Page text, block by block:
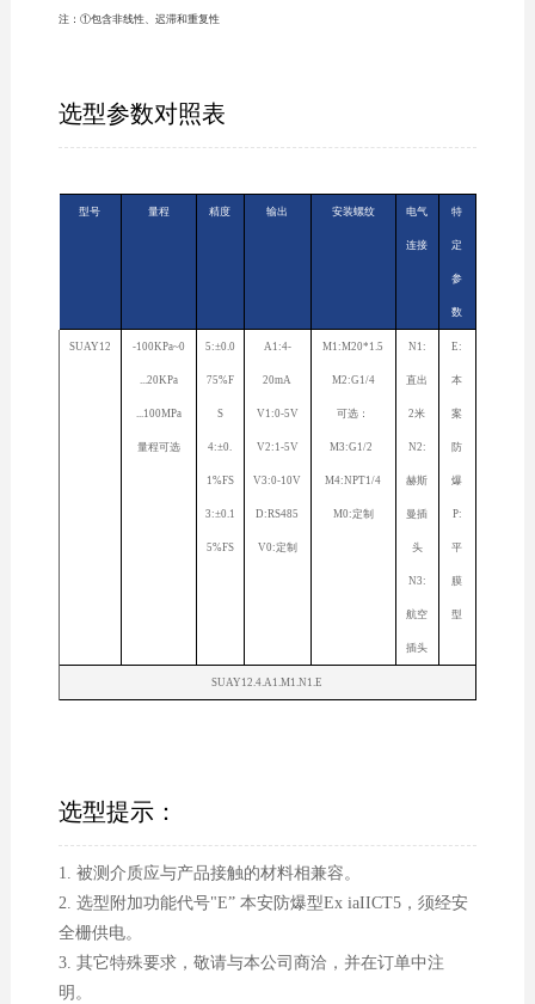
注：①包含非线性、迟滞和重复性
选型参数对照表
型号 量程 精度 输出 安装螺纹 电气
连接
特
定
参
数
SUAY12 -100KPa~0
...20KPa
...100MPa
量程可选
5:±0.0
75%F
S
4:±0.
1%FS
3:±0.1
5%FS
A1:4-
20mA
V1:0-5V
V2:1-5V
V3:0-10V
D:RS485
V0:定制
M1:M20*1.5
M2:G1/4
可选：
M3:G1/2
M4:NPT1/4
M0:定制
N1:
直出
2米
N2:
赫斯
曼插
头
N3:
航空
插头
E:
本
案
防
爆
P:
平
膜
型
SUAY12.4.A1.M1.N1.E
选型提示：
1. 被测介质应与产品接触的材料相兼容。
2. 选型附加功能代号"E” 本安防爆型Ex iaIICT5，须经安
全栅供电。
3. 其它特殊要求，敬请与本公司商洽，并在订单中注
明。